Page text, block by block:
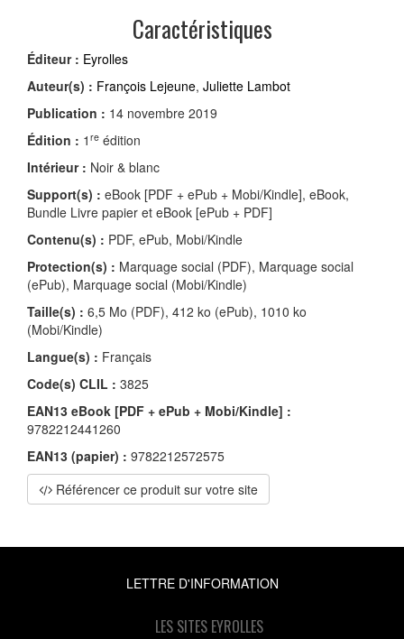
Caractéristiques
Éditeur : Eyrolles
Auteur(s) : François Lejeune, Juliette Lambot
Publication : 14 novembre 2019
Édition : 1 re édition
Intérieur : Noir & blanc
Support(s) : eBook [PDF + ePub + Mobi/Kindle], eBook,
Bundle Livre papier et eBook [ePub + PDF]
Contenu(s) : PDF, ePub, Mobi/Kindle
Protection(s) : Marquage social (PDF), Marquage social
(ePub), Marquage social (Mobi/Kindle)
Taille(s) : 6,5 Mo (PDF), 412 ko (ePub), 1010 ko
(Mobi/Kindle)
Langue(s) : Français
Code(s) CLIL : 3825
EAN13 eBook [PDF + ePub + Mobi/Kindle] :
9782212441260
EAN13 (papier) : 9782212572575
Référencer ce produit sur votre site
LETTRE D'INFORMATION
LES SITES EYROLLES